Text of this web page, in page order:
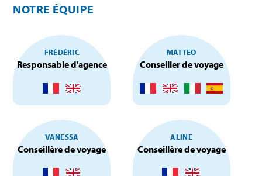
NOTRE ÉQUIPE
FRÉDÉRIC
Responsable d'agence
MATTEO
Conseiller de voyage
VANESSA
Conseillère de voyage
ALINE
Conseillère de voyage